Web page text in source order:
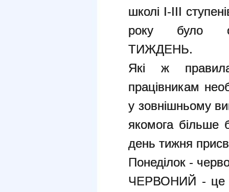
школі І-ІІІ
року було
ТИЖДЕНЬ.
Які ж
працівникам
у зовнішньому
якомога більше
день тижня
Понеділок -
ЧЕРВОНИЙ - це